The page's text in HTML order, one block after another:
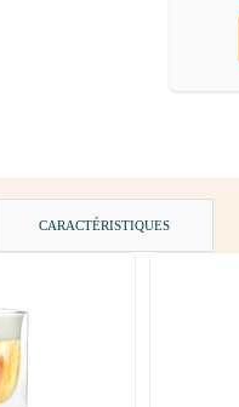
CARACTÉRISTIQUES